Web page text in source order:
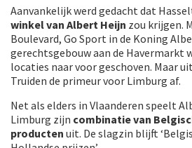
Aanvankelijk werd gedacht dat
winkel van Albert Heijn zou krijgen.
Boulevard, Go Sport in de Koning
gerechtsgebouw aan de Havermarkt
locaties naar voor geschoven. Maar
Truiden de primeur voor Limburg af.
Net als elders in Vlaanderen speelt
Limburg zijn combinatie van
producten uit. De slagzin blijft